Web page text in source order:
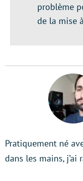
problème
de la mise
Pratiquement né
dans les mains,